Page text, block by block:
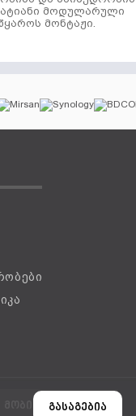
მოდულარული
მონტაჟი.
მობილური ვერსია
გასაგებია